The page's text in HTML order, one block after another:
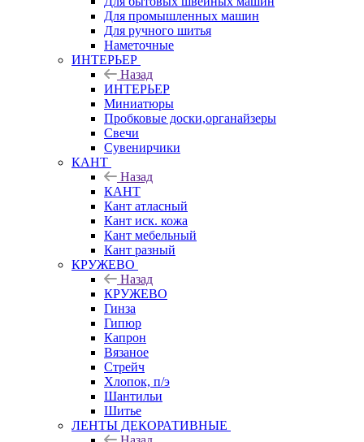
Для промышленных машин
Для ручного шитья
Наметочные
ИНТЕРЬЕР
Назад
ИНТЕРЬЕР
Миниатюры
Пробковые доски,органайзеры
Свечи
Сувенирчики
КАНТ
Назад
КАНТ
Кант атласный
Кант иск. кожа
Кант мебельный
Кант разный
КРУЖЕВО
Назад
КРУЖЕВО
Гинза
Гипюр
Капрон
Вязаное
Стрейч
Хлопок, п/э
Шантильи
Шитье
ЛЕНТЫ ДЕКОРАТИВНЫЕ